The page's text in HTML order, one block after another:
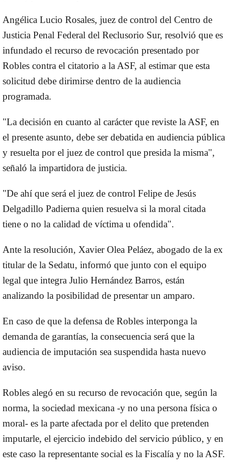
Angélica Lucio Rosales, juez de control del Centro de
Justicia Penal Federal del Reclusorio Sur, resolvió que es
infundado el recurso de revocación presentado por
Robles contra el citatorio a la ASF, al estimar que esta
solicitud debe dirimirse dentro de la audiencia
programada.
"La decisión en cuanto al carácter que reviste la ASF, en
el presente asunto, debe ser debatida en audiencia pública
y resuelta por el juez de control que presida la misma",
señaló la impartidora de justicia.
"De ahí que será el juez de control Felipe de Jesús
Delgadillo Padierna quien resuelva si la moral citada
tiene o no la calidad de víctima u ofendida".
Ante la resolución, Xavier Olea Peláez, abogado de la ex
titular de la Sedatu, informó que junto con el equipo
legal que integra Julio Hernández Barros, están
analizando la posibilidad de presentar un amparo.
En caso de que la defensa de Robles interponga la
demanda de garantías, la consecuencia será que la
audiencia de imputación sea suspendida hasta nuevo
aviso.
Robles alegó en su recurso de revocación que, según la
norma, la sociedad mexicana -y no una persona física o
moral- es la parte afectada por el delito que pretenden
imputarle, el ejercicio indebido del servicio público, y en
este caso la representante social es la Fiscalía y no la ASF.